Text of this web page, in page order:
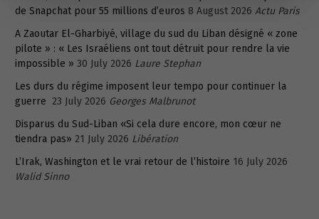
de Snapchat pour 55 millions d’euros 8 August 2026 Actu Paris
A Zaoutar El-Gharbiyé, village du sud du Liban désigné « zone
pilote » : « Les Israéliens ont tout détruit pour rendre la vie
impossible » 30 July 2026 Laure Stephan
Les durs du régime imposent leur tempo pour continuer la
guerre 23 July 2026 Georges Malbrunot
Disparus du Sud-Liban «Si cela dure encore, mon cœur ne
tiendra pas» 21 July 2026 Libération
L’Irak, Washington et le vrai retour de l’histoire 16 July 2026
Walid Sinno